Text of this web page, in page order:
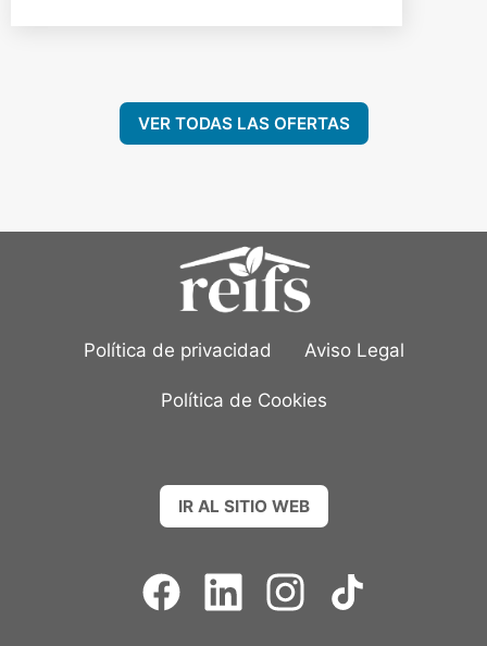
VER TODAS LAS OFERTAS
Política de privacidad Aviso Legal
Política de Cookies
IR AL SITIO WEB